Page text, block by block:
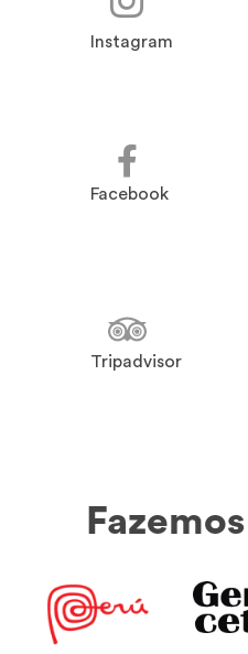
Instagram
Facebook
Tripadvisor